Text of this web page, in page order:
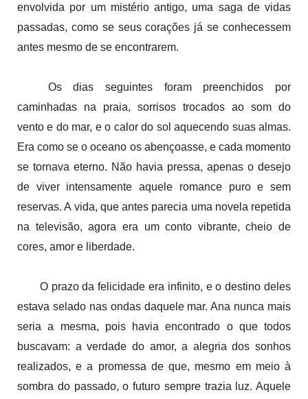
envolvida por um mistério antigo, uma saga de vidas
passadas, como se seus corações já se conhecessem
antes mesmo de se encontrarem.
Os dias seguintes foram preenchidos por
caminhadas na praia, sorrisos trocados ao som do
vento e do mar, e o calor do sol aquecendo suas almas.
Era como se o oceano os abençoasse, e cada momento
se tornava eterno. Não havia pressa, apenas o desejo
de viver intensamente aquele romance puro e sem
reservas. A vida, que antes parecia uma novela repetida
na televisão, agora era um conto vibrante, cheio de
cores, amor e liberdade.
O prazo da felicidade era infinito, e o destino deles
estava selado nas ondas daquele mar. Ana nunca mais
seria a mesma, pois havia encontrado o que todos
buscavam: a verdade do amor, a alegria dos sonhos
realizados, e a promessa de que, mesmo em meio à
sombra do passado, o futuro sempre trazia luz. Aquele